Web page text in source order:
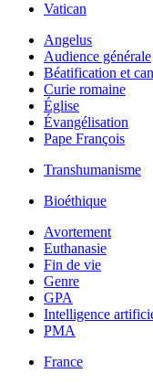
Vatican
Angelus
Audience générale
Béatification et
Curie romaine
Église
Évangélisation
Pape François
Transhumanisme
Bioéthique
Avortement
Euthanasie
Fin de vie
Genre
GPA
Intelligence
PMA
France